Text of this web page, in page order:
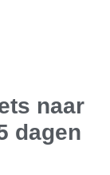
naar
dagen